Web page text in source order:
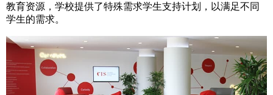
教育资源，学校提供了特殊需求学生支持计划，以满足不同
学生的需求。